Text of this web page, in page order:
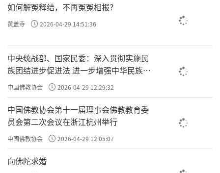
如何解冤释结，不再冤冤相报？
黄盖寺 2026-04-29 14:51:36
中央统战部、国家民委：深入贯彻实施民
族团结进步促进法 进一步增强中华民族凝
聚力向心力
中国佛教协会 2026-04-29 12:29:32
中国佛教协会第十一届理事会佛教教育委
员会第二次会议在浙江杭州举行
中国佛教协会 2026-04-29 12:05:07
向佛陀求婚